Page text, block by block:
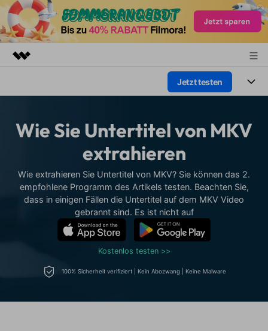
Dienstprogramme
Überblick
Presseraum
Shop
Jetzt testen
Plattformen
Assets
Video/Foto
Audio
Lösungen
Soziale Medien
Marketing & Business
Ressourcen
Über 100 heiße Video-
Prompts – schnell ähnliche
Meisterkurs
Beherrschen Sie
fortgeschrittene
Hilfe-Center
KAUFEN Anmelden
Wie Sie Untertitel von MKV
extrahieren
Wie extrahieren Sie Untertitel von MKV? Sie können das 2.
empfohlene Programm des Artikels testen. Beachten Sie,
dass in einigen Fällen die Untertitel auf dem MKV Video
gebrannt sind. Es ist nicht auf
Kostenlos testen >>
100% Sicherheit verifiziert | Kein Abozwang | Keine Malware